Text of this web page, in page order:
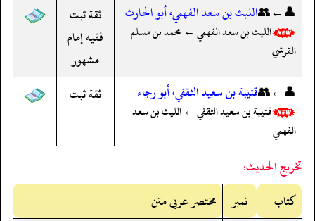
👤←👥الليث بن سعد الفهمي، أبو الحارث
الليث بن سعد الفهمي ← محمد بن مسلم
القرشي
ثقة ثبت
فقيه إمام
مشهور
👤←👥قتيبة بن سعيد الثقفي، أبو رجاء
قتيبة بن سعيد الثقفي ← الليث بن سعد
الفهمي
ثقة ثبت
تخريج الحديث:
کتاب
نمبر
مختصر عربی متن